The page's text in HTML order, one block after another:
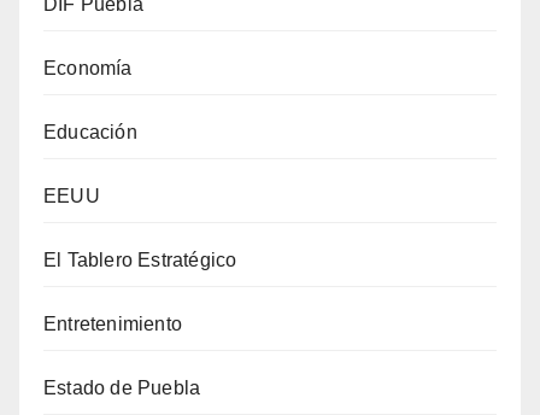
Economía
Educación
EEUU
El Tablero Estratégico
Entretenimiento
Estado de Puebla